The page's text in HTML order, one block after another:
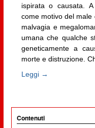
ispirata o causata.
come motivo del
malvagia e
umana che qualche
geneticamente a
morte e distruzione.
Leggi →
Contenuti